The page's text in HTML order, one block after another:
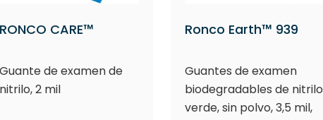
RONCO CARE™
Guante de examen de
nitrilo, 2 mil
Ronco Earth™ 939
Guantes de examen
biodegradables de nitrilo
verde, sin polvo, 3,5 mil,